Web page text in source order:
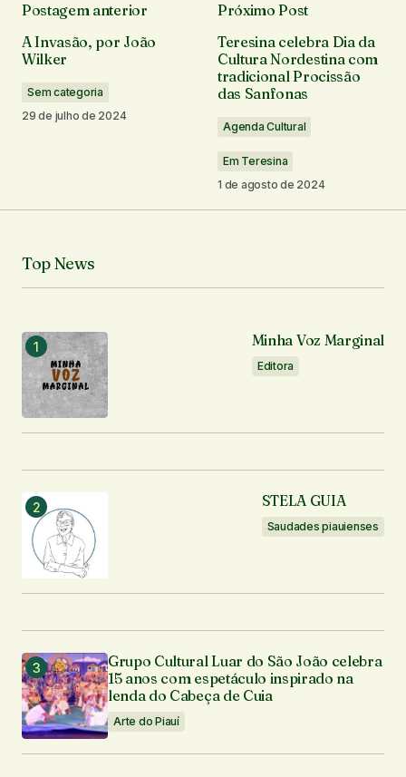
O seu endereço de e-mail não será publicado.
Campos obrigatórios são marcados com*
Comentário
Seu nome*
Seu e-mail
Notifique-me sobre novas publicações por e-mail.
Postagem anterior
A Invasão, por João
Wilker
Sem categoria
29 de julho de 2024
Próximo Post
Teresina celebra Dia da
Cultura Nordestina com
tradicional Procissão
das Sanfonas
Agenda Cultural
Em Teresina
1 de agosto de 2024
Top News
Minha Voz Marginal
Editora
STELA GUIA
Saudades piauienses
Grupo Cultural Luar do São João celebra
15 anos com espetáculo inspirado na
lenda do Cabeça de Cuia
Arte do Piauí